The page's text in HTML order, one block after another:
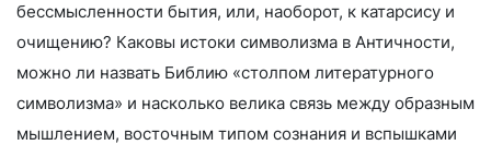
бессмысленности бытия, или, наоборот, к катарсису и
очищению? Каковы истоки символизма в Античности,
можно ли назвать Библию «столпом литературного
символизма» и насколько велика связь между образным
мышлением, восточным типом сознания и вспышками